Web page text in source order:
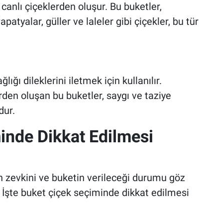
çiçeklerden oluşur. Bu buketler,
güller ve laleler gibi çiçekler, bu tür
dileklerini iletmek için kullanılır.
oluşan bu buketler, saygı ve taziye
Dikkat Edilmesi
zevkini ve buketin verileceği durumu göz
buket çiçek seçiminde dikkat edilmesi